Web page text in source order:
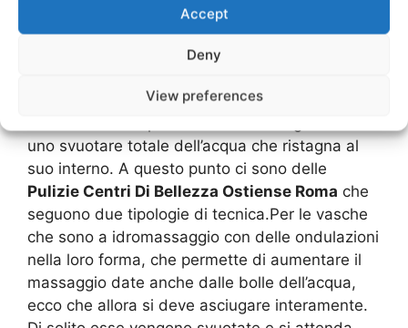
Accept
Deny
View preferences
“perdita” di cellule epidermiche che sono
“morte” o pelle secca, con la conseguenza
anche di un rilascio del grasso e sebo della
queste regole.LePulizie Centri Di Bellezza
uno svuotare totale dell’acqua che ristagna al
suo interno. A questo punto ci sono delle
Pulizie Centri Di Bellezza Ostiense Roma che
seguono due tipologie di tecnica.Per le vasche
che sono a idromassaggio con delle ondulazioni
nella loro forma, che permette di aumentare il
massaggio date anche dalle bolle dell’acqua,
ecco che allora si deve asciugare interamente.